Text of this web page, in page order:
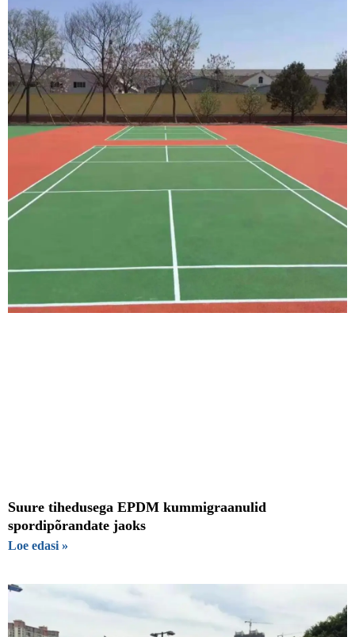
Suure tihedusega EPDM kummigraanulid
spordipõrandate jaoks
Loe edasi »